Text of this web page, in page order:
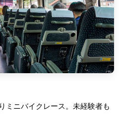
ミニバイクレース。未経験者も